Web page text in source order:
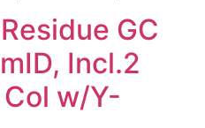
GC
Incl.2
w/Y-